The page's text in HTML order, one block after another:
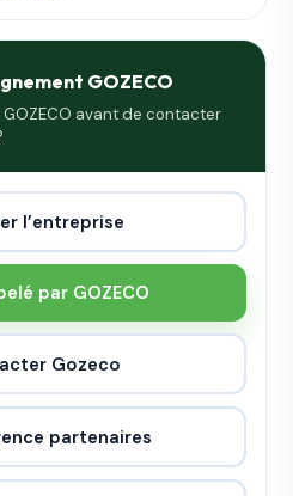
GOZECO
avant de contacter
l’entreprise
par GOZECO
Gozeco
partenaires